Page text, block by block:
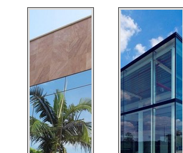
INFORMAÇÕES
RELEVANTES SOBRE
FACHADA CORTINAQuem
precisa de fachada cortina
de qualidade, tem que
conhecer a KCG ALUMÍNIO.
É possível encontrar janelas
de correr e janelas maxim
ar, focando em tecnologia e
desenvolvimento no que